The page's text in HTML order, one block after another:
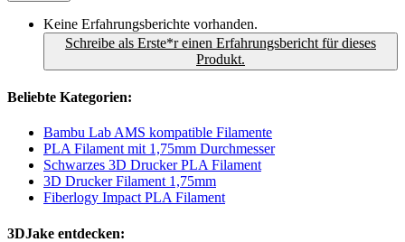
Keine Erfahrungsberichte vorhanden.
Schreibe als Erste*r einen Erfahrungsbericht für dieses
Produkt.
Beliebte Kategorien:
Bambu Lab AMS kompatible Filamente
PLA Filament mit 1,75mm Durchmesser
Schwarzes 3D Drucker PLA Filament
3D Drucker Filament 1,75mm
Fiberlogy Impact PLA Filament
3DJake entdecken: